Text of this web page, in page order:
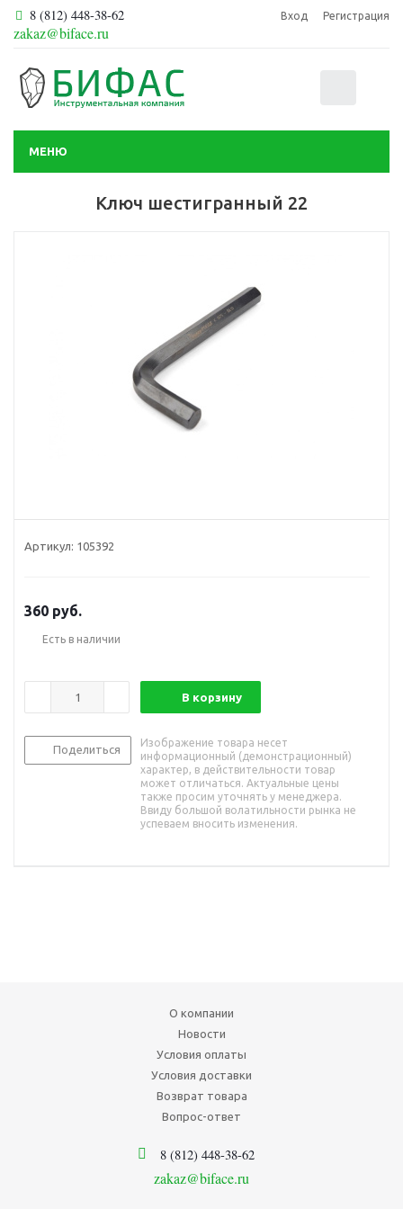
8 (812) 448-38-62
zakaz@biface.ru
Вход Регистрация
МЕНЮ
Ключ шестигранный 22
Артикул: 105392
360 руб.
Есть в наличии
В корзину
Поделиться
Изображение товара несет
информационный (демонстрационный)
характер, в действительности товар
может отличаться. Актуальные цены
также просим уточнять у менеджера.
Ввиду большой волатильности рынка не
успеваем вносить изменения.
О компании
Новости
Условия оплаты
Условия доставки
Возврат товара
Вопрос-ответ
8 (812) 448-38-62
zakaz@biface.ru